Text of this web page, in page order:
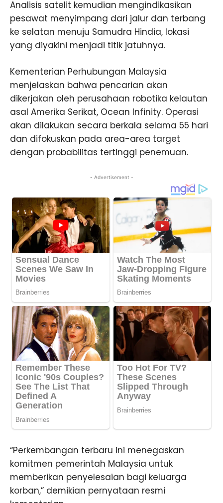
Analisis satelit kemudian mengindikasikan
pesawat menyimpang dari jalur dan terbang
ke selatan menuju Samudra Hindia, lokasi
yang diyakini menjadi titik jatuhnya.
Kementerian Perhubungan Malaysia
menjelaskan bahwa pencarian akan
dikerjakan oleh perusahaan robotika kelautan
asal Amerika Serikat, Ocean Infinity. Operasi
akan dilakukan secara berkala selama 55 hari
dan difokuskan pada area-area target
dengan probabilitas tertinggi penemuan.
- Advertisement -
“Perkembangan terbaru ini menegaskan
komitmen pemerintah Malaysia untuk
memberikan penyelesaian bagi keluarga
korban,” demikian pernyataan resmi